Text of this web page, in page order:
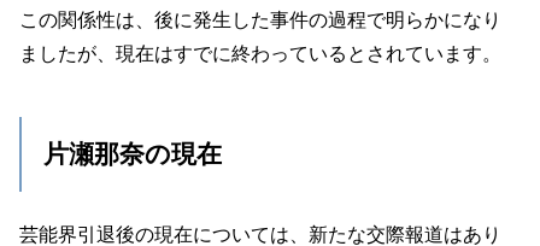
この関係性は、後に発生した事件の過程で明らかになり
ましたが、現在はすでに終わっているとされています。
片瀬那奈の現在
芸能界引退後の現在については、新たな交際報道はあり